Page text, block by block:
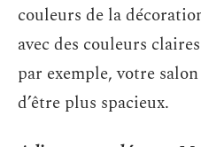
couleurs de la
avec des couleurs
par exemple, votre
d’être plus spacieux.